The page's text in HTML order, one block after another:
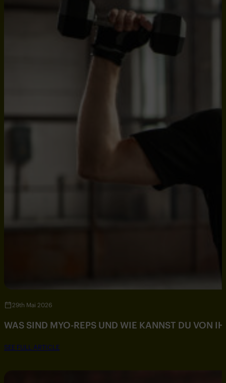
29th Mai 2026
WAS SIND MYO-REPS UND WIE KANNST DU VON
SEE FULL ARTICLE